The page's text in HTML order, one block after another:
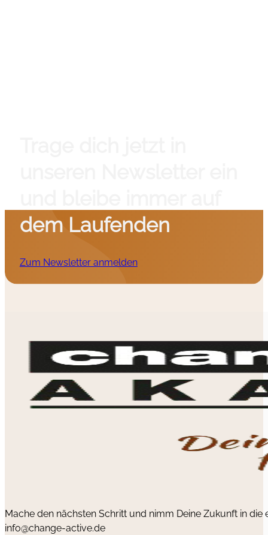
dem Laufenden
Zum Newsletter anmelden
Mache den nächsten Schritt und nimm Deine Zukunft in die
info@change-active.de